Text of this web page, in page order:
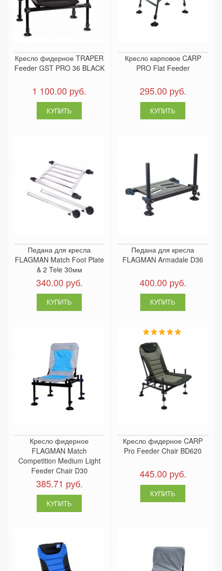
Кресло фидерное TRAPER
Feeder GST PRO 36 BLACK
1 100.00 руб.
Кресло карповое CARP
PRO Flat Feeder
295.00 руб.
Педана для кресла
FLAGMAN Match Foot Plate
& 2 Tele 30мм
340.00 руб.
Педана для кресла
FLAGMAN Armadale D36
400.00 руб.
Кресло фидерное
FLAGMAN Match
Competition Medium Light
Feeder Chair D30
385.71 руб.
Кресло фидерное CARP
Pro Feeder Chair BD620
445.00 руб.